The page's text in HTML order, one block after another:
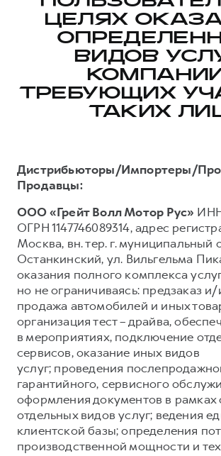
H9
от 4 799 000 ₽
Тест-драйв
Трейд-ин
КРЕДИТ И СТРАХОВАНИЕ
Кредитный калькулятор
Для малого бизнеса
Корпоративным клиентам
Крупным корпоративным
Система управления автопарком
Сервис для корпоративных
HAVAL Лизинг
АКСЕССУАРЫ HAVAL
Автомобильные аксессуары
Коллекция PRO
СЕРВИСНОЕ
Нулевое ТО
Программа «Помощь на дороге»
Регламенты технического
Электронный ПТС
GWM Безопасность
Гарантия HAVAL
Мобильное приложение GWM
Программа «HAVAL Защита+»
Руководства по эксплуатации
Подписки
АКСЕССУАРЫ HAVAL
Автомобильные аксессуары
Коллекция PRO
Коллекция Базовая
Коллекция Детская
О дилере
Наша команда
ЦЕЛЯХ
ВИДОВ
ТРЕБУЮЩИХ
ТАКИХ
Дистрибьюторы/Импортеры/
Продавцы:
ООО «Грейт Волл Мотор Рус» ИНН
ОГРН 1147746089314, адрес
Москва, вн. тер. г. муниципальный
Останкинский, ул. Вильгельма
оказания полного комплекса
но не ограничиваясь: предзаказ и/
продажа автомобилей и иных
организация тест – драйва,
в мероприятиях, подключение
сервисов, оказание иных видов
услуг; проведения
гарантийного, сервисного
оформления документов в рамках
отдельных видов услуг; ведения
клиентской базы; определения
производственной мощности и